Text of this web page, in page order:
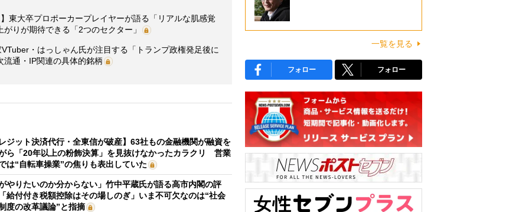
東大卒プロポーカープレイヤーが語る「リアルな肌感覚
りが期待できる「2つのセクター」
・はっしゃん氏が注目する「トランプ政権発足後に
通・IP関連の具体的銘柄
ジット決済代行・全東信が破産】63社もの金融機関が融資を
ら「20年以上の粉飾決算」を見抜けなかったカラクリ 営業
は“自転車操業”の焦りも表出していた
やりたいのか分からない」竹中平蔵氏が語る高市内閣の評
付付き税額控除はその場しのぎ」いま不可欠なのは“社会
度の改革議論”と指摘
一覧を見る
フォロー フォロー